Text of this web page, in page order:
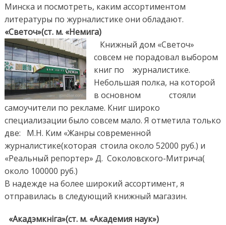
Минска и посмотреть, каким ассортиментом
литературы по журналистике они обладают.
«Светоч»(ст. м. «Немига)
Книжный дом «Светоч»
совсем не порадовал выбором
книг по журналистике.
Небольшая полка, на которой
в основном стояли
самоучители по рекламе. Книг широко
специализации было совсем мало. Я отметила только
две: М.Н. Ким «Жанры современной
журналистике(которая стоила около 52000 руб.) и
«Реальный репортер» Д. Соколовского-Митрича(
около 100000 руб.)
В надежде на более широкий ассортимент, я
отправилась в следующий книжный магазин.
«Акадэмкніга»(ст. м. «Академия наук»)